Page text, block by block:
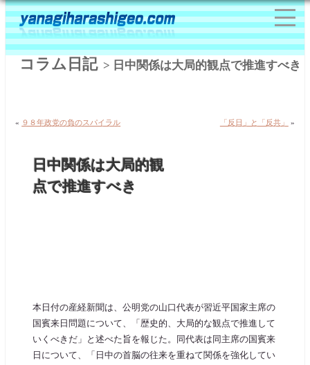
コラム日記> 日中関係は大局的観点で推進すべき
« ９８年政党の負のスパイラル 「反日」と「反共」 »
日中関係は大局的観
点で推進すべき
本日付の産経新聞は、公明党の山口代表が習近平国家主席の
国賓来日問題について、「歴史的、大局的な観点で推進して
いくべきだ」と述べた旨を報じた。同代表は同主席の国賓来
日について、「日中の首脳の往来を重ねて関係を強化してい